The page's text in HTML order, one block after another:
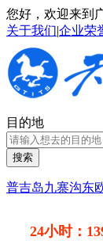
您好，欢迎来到
关于我们|企业荣
目的地
搜索
普吉岛九寨沟东
24小时：